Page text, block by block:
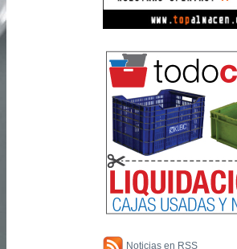
Noticias en RSS